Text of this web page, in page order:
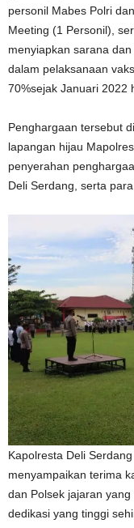
personil Mabes Polri
Meeting (1 Personil),
menyiapkan sarana
dalam pelaksanaan
70%sejak Januari 2022
Penghargaan tersebut
lapangan hijau
penyerahan
Deli Serdang, serta
Kapolresta Deli
menyampaikan terima
dan Polsek jajaran
dedikasi yang tinggi